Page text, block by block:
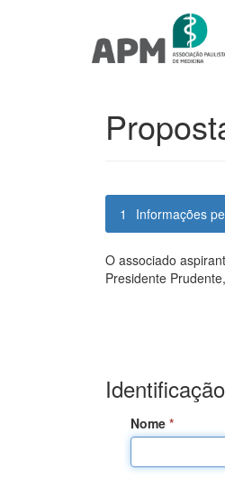
1 Informações
1Informações
pessoais
O associado
Presidente
Identificação
Nome